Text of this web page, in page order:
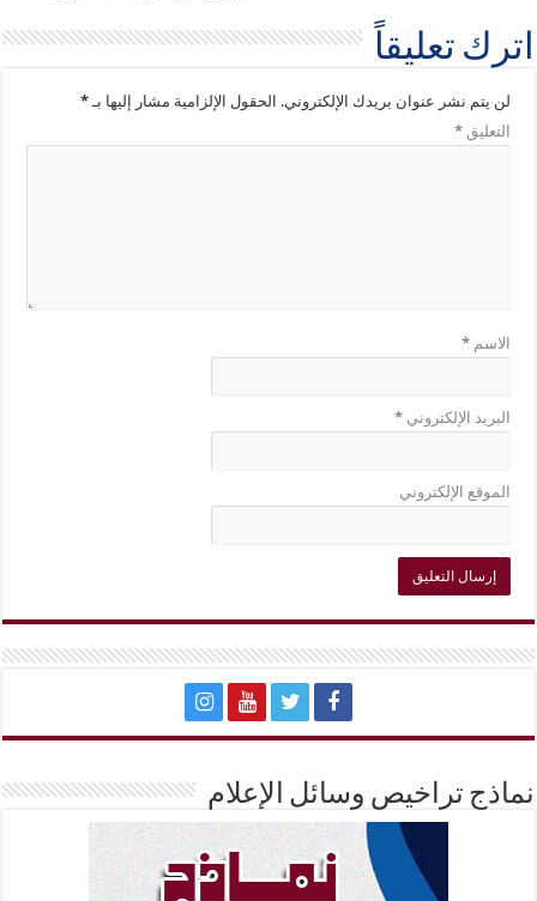
اترك تعليقاً
لن يتم نشر عنوان بريدك الإلكتروني. الحقول الإلزامية مشار إليها بـ*
التعليق*
الاسم*
البريد الإلكتروني*
الموقع الإلكتروني
نماذج تراخيص وسائل الإعلام